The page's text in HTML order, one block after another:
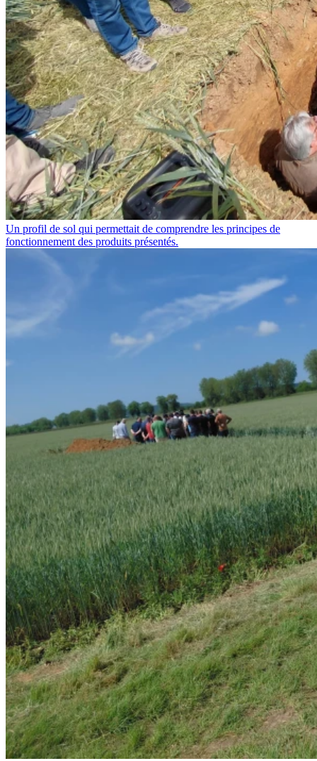
Un profil de sol qui permettait de comprendre les principes de
fonctionnement des produits présentés.